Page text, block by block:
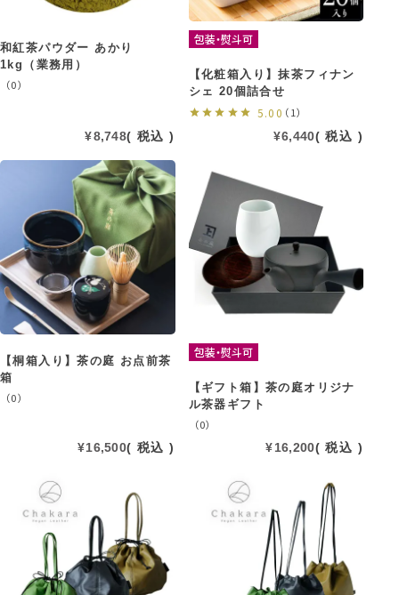
和紅茶パウダー あかり
1kg（業務用）
（0）
¥8,748 税込
包装・熨斗可
【化粧箱入り】抹茶フィナン
シェ 20個詰合せ
5.00 （1）
¥6,440 税込
【桐箱入り】茶の庭 お点前茶
箱
（0）
¥16,500 税込
包装・熨斗可
【ギフト箱】茶の庭オリジナ
ル茶器ギフト
（0）
¥16,200 税込